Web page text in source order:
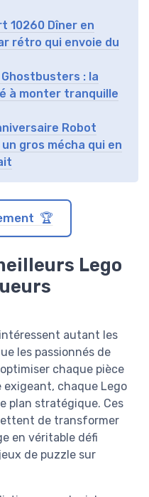
10260 Dîner en
rétro qui envoie du
Ghostbusters : la
à monter tranquille
Robot
gros mécha qui en
🏆
Lego
autant les
les passionnés de
chaque pièce
exigeant, chaque Lego
plan stratégique. Ces
de transformer
en véritable défi
de puzzle sur